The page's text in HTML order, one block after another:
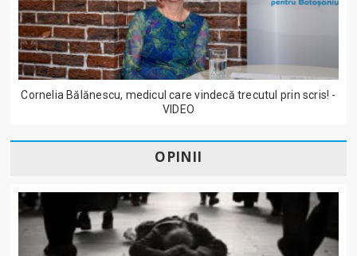
Cornelia Bălănescu, medicul care vindecă trecutul prin scris! -
VIDEO
OPINII